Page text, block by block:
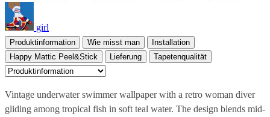
girl
Produktinformation Wie misst man
Installation
Happy Mattic Peel&Stick
Lieferung Tapetenqualität
Vintage underwater swimmer wallpaper with a retro woman diver
gliding among tropical fish in soft teal water. The design blends mid-